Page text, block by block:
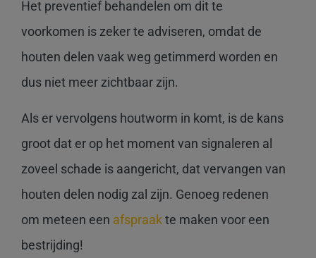
Het preventief behandelen om dit te
voorkomen is zeker te adviseren, omdat de
houten delen vaak weg getimmerd worden en
dus niet meer zichtbaar zijn.
Als er vervolgens houtworm in komt, is de kans
groot dat er op het moment van signaleren al
zoveel schade is aangericht, dat vervangen van
houten delen nodig zal zijn. Genoeg redenen
om meteen een afspraakte maken voor een
bestrijding!